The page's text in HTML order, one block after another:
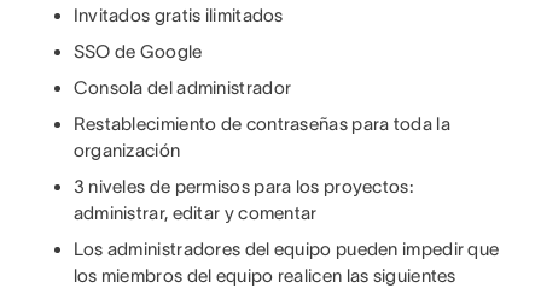
Invitados gratis ilimitados
SSO de Google
Consola del administrador
Restablecimiento de contraseñas para toda la
organización
3 niveles de permisos para los proyectos:
administrar, editar y comentar
Los administradores del equipo pueden impedir que
los miembros del equipo realicen las siguientes